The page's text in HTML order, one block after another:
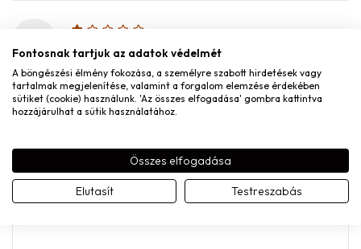
Kira Gombás– 2025.03.12.
2025.03.12.
Fülbevalót kaptam gyűrűt sajnos nem
MONDD EL A VÉLEMÉNYED
Név*
Fontosnak tartjuk az adatok védelmét
A böngészési élmény fokozása, a személyre szabott hirdetések vagy
tartalmak megjelenítése, valamint a forgalom elemzése érdekében
sütiket (cookie) használunk. 'Az összes elfogadása' gombra kattintva
hozzájárulhat a sütik használatához.
Összes elfogadása
Elutasít Testreszabás